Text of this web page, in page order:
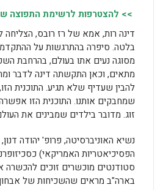
>> להצטרפות לרשימת התפוצה
דינה רות, אמא של רז רובס,
בלטה. סיפרה בהתרגשות על
מסוגה נעים אתו בעולם, בהרחבת
מתאים, וכאן התקשתה דינה לדבר
להבין שעדיף שלא תגיע. התוכנית
שמחבקים אותנו. התוכנית הזו
זוג. מדובר בילדים שמבינים את
הפסיכיאטריות האמריקאי)
סטודנטים מוכשרים זוכים להכשרה